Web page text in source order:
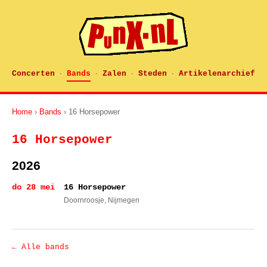
Concerten · Bands · Zalen · Steden · Artikelenarchief
Home › Bands › 16 Horsepower
16 Horsepower
2026
do 28 mei 16 Horsepower
Doornroosje, Nijmegen
← Alle bands